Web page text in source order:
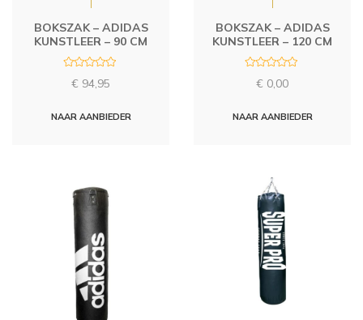
BOKSZAK – ADIDAS
KUNSTLEER – 90 CM
d
€ 94,95
NAAR AANBIEDER
BOKSZAK – ADIDAS
KUNSTLEER – 120 CM
d
€ 0,00
NAAR AANBIEDER